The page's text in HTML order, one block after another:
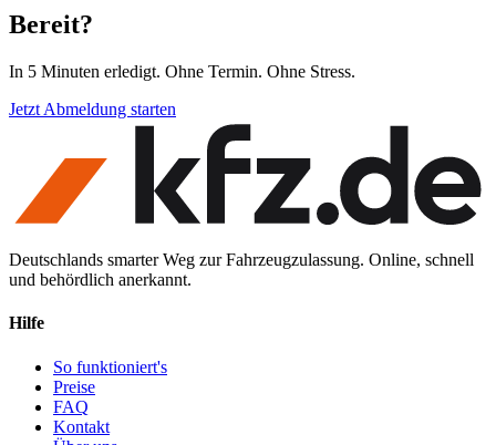
Bereit?
In 5 Minuten erledigt. Ohne Termin. Ohne Stress.
Jetzt Abmeldung starten
Deutschlands smarter Weg zur Fahrzeugzulassung. Online, schnell
und behördlich anerkannt.
Hilfe
So funktioniert's
Preise
FAQ
Kontakt